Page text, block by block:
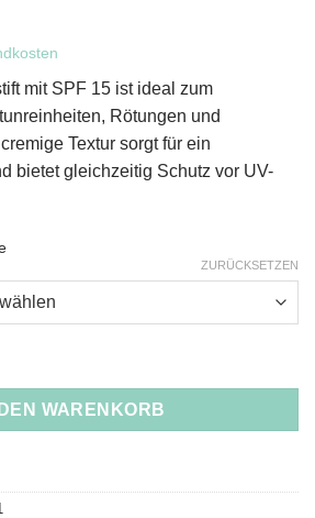
mit SPF 15 ist ideal zum
Rötungen und
Textur sorgt für ein
bietet gleichzeitig Schutz vor UV-
ZURÜCKSETZEN
mit SPF 15 Menge
DEN WARENKORB